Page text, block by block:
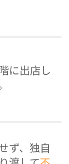
に出店し
ず、独自